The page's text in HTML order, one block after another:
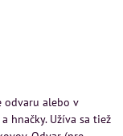
odvaru alebo v
hnačky. Užíva sa tiež